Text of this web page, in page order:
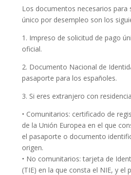
Los documentos necesarios para
único por desempleo son los
1. Impreso de solicitud de pago
oficial.
2. Documento Nacional de
pasaporte para los españoles.
3. Si eres extranjero con
• Comunitarios: certificado de
de la Unión Europea en el que
el pasaporte o documento
origen.
• No comunitarios: tarjeta de
(TIE) en la que consta el NIE, y el